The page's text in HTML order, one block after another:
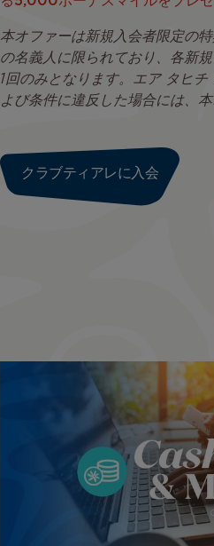
本オファーは新規入会者限定の
の名義人に限られており、各新
1回のみとなります。エア タヒ
よび条件に違反した場合には、
クラブティアレに入会